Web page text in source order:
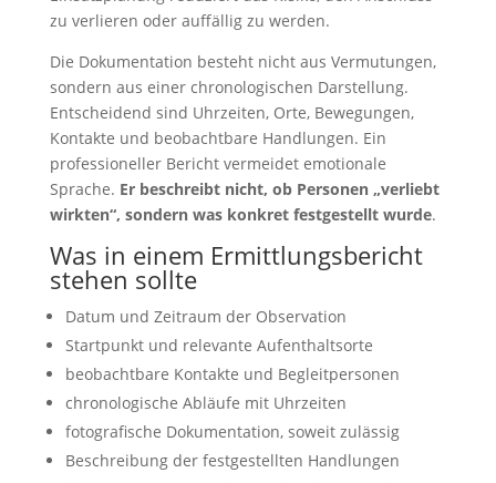
zu verlieren oder auffällig zu werden.
Die Dokumentation besteht nicht aus Vermutungen,
sondern aus einer chronologischen Darstellung.
Entscheidend sind Uhrzeiten, Orte, Bewegungen,
Kontakte und beobachtbare Handlungen. Ein
professioneller Bericht vermeidet emotionale
Sprache. Er beschreibt nicht, ob Personen „verliebt
wirkten“, sondern was konkret festgestellt wurde.
Was in einem Ermittlungsbericht
stehen sollte
Datum und Zeitraum der Observation
Startpunkt und relevante Aufenthaltsorte
beobachtbare Kontakte und Begleitpersonen
chronologische Abläufe mit Uhrzeiten
fotografische Dokumentation, soweit zulässig
Beschreibung der festgestellten Handlungen